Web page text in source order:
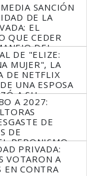
SANCIÓN
DE LA
EL
QUE CEDER
DEL
DE "ELIZE:
MUJER", LA
DE NETFLIX
UNA ESPOSA
A SU
A 2027:
DE
DE
PERONISMO
PRIVADA:
VOTARON A
EN CONTRA